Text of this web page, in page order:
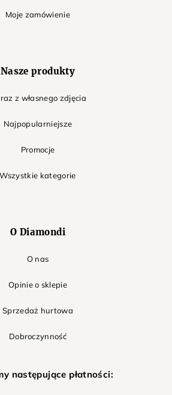
Moje zamówienie
Nasze produkty
z własnego zdjęcia
Najpopularniejsze
Promocje
Wszystkie kategorie
O Diamondi
O nas
Opinie o sklepie
Sprzedaż hurtowa
Dobroczynność
następujące płatności: